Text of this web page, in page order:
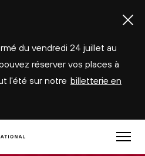
du vendredi 24 juillet au
réserver vos places à
l'été sur notre billetterie en
Menu